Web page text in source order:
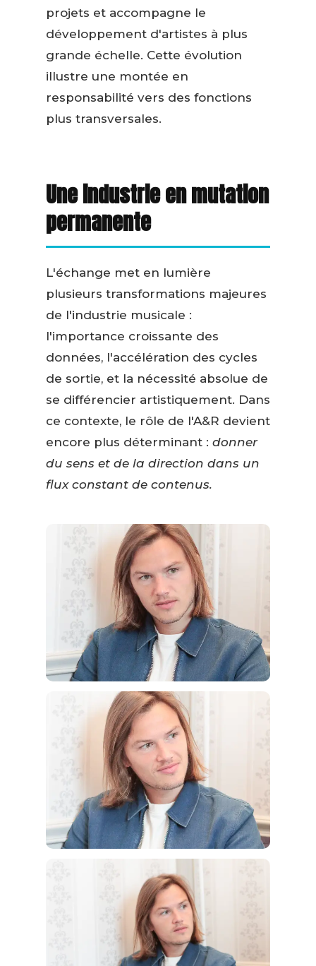
projets et accompagne le
développement d'artistes à plus
grande échelle. Cette évolution
illustre une montée en
responsabilité vers des fonctions
plus transversales.
Une industrie en mutation
permanente
L'échange met en lumière
plusieurs transformations majeures
de l'industrie musicale :
l'importance croissante des
données, l'accélération des cycles
de sortie, et la nécessité absolue de
se différencier artistiquement. Dans
ce contexte, le rôle de l'A&R devient
encore plus déterminant : donner
du sens et de la direction dans un
flux constant de contenus.